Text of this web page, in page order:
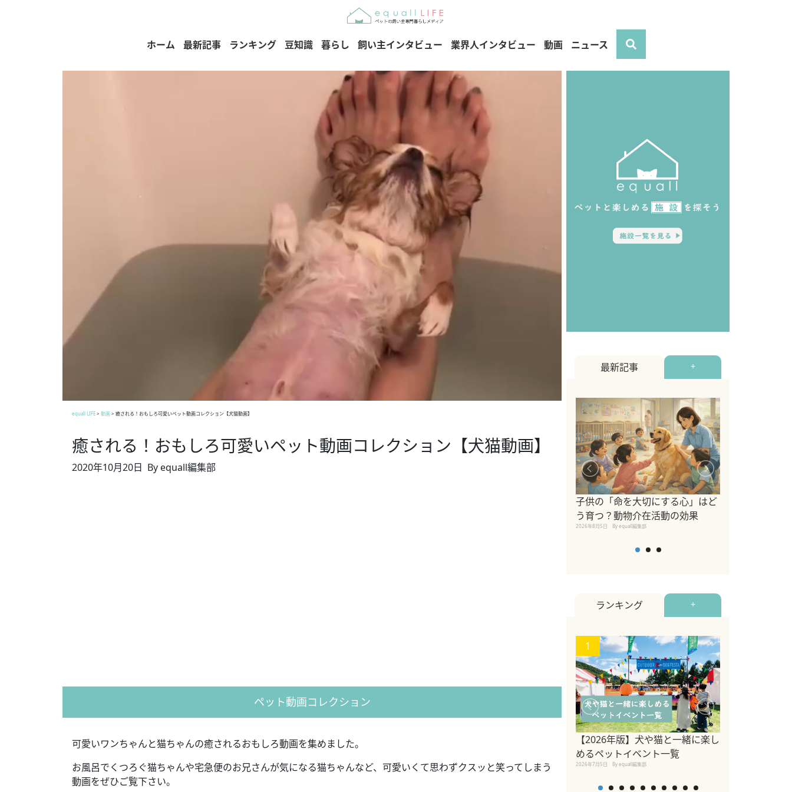
ホーム 最新記事 ランキング 豆知識 暮らし 飼い主インタビュー 業界人インタビュー 動画 ニュース
equall LIFE> 動画> 癒される！おもしろ可愛いペット動画コレクション【犬猫動画】
癒される！おもしろ可愛いペット動画コレクション【犬猫動画】
2020年10月20日 By equall編集部
ペット動画コレクション
可愛いワンちゃんと猫ちゃんの癒されるおもしろ動画を集めました。
お風呂でくつろぐ猫ちゃんや宅急便のお兄さんが気になる猫ちゃんなど、可愛いくて思わずクスッと笑ってしまう
動画をぜひご覧下さい。
最新記事 +
子供の「命を大切にする心」はど
う育つ？動物介在活動の効果
2026年8月5日 By equall編集部
ランキング +
1
【2026年版】犬や猫と一緒に楽し
めるペットイベント一覧
2026年7月5日 By equall編集部